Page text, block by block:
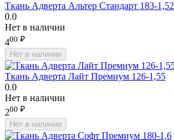
Ткань Адверта Альтер Стандарт 183-1,52
0.0
Нет в наличии
400 ₽
Нет в наличии
Ткань Адверта Лайт Премиум 126-1,55
0.0
Нет в наличии
200 ₽
Нет в наличии